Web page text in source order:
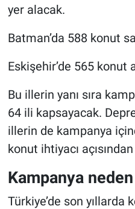
yer alacak.
Batman’da 588 konut
Eskişehir’de 565 konut
Bu illerin yanı sıra
64 ili kapsayacak.
illerin de kampanya
konut ihtiyacı
Kampanya
Türkiye’de son yıllarda